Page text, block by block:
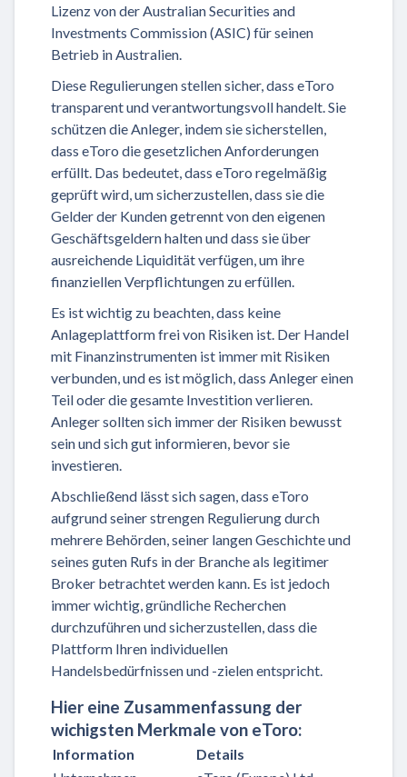
Lizenz von der Australian Securities and
Investments Commission (ASIC) für seinen
Betrieb in Australien.
Diese Regulierungen stellen sicher, dass eToro
transparent und verantwortungsvoll handelt. Sie
schützen die Anleger, indem sie sicherstellen,
dass eToro die gesetzlichen Anforderungen
erfüllt. Das bedeutet, dass eToro regelmäßig
geprüft wird, um sicherzustellen, dass sie die
Gelder der Kunden getrennt von den eigenen
Geschäftsgeldern halten und dass sie über
ausreichende Liquidität verfügen, um ihre
finanziellen Verpflichtungen zu erfüllen.
Es ist wichtig zu beachten, dass keine
Anlageplattform frei von Risiken ist. Der Handel
mit Finanzinstrumenten ist immer mit Risiken
verbunden, und es ist möglich, dass Anleger einen
Teil oder die gesamte Investition verlieren.
Anleger sollten sich immer der Risiken bewusst
sein und sich gut informieren, bevor sie
investieren.
Abschließend lässt sich sagen, dass eToro
aufgrund seiner strengen Regulierung durch
mehrere Behörden, seiner langen Geschichte und
seines guten Rufs in der Branche als legitimer
Broker betrachtet werden kann. Es ist jedoch
immer wichtig, gründliche Recherchen
durchzuführen und sicherzustellen, dass die
Plattform Ihren individuellen
Handelsbedürfnissen und -zielen entspricht.
Hier eine Zusammenfassung der
wichigsten Merkmale von eToro:
Information
Details